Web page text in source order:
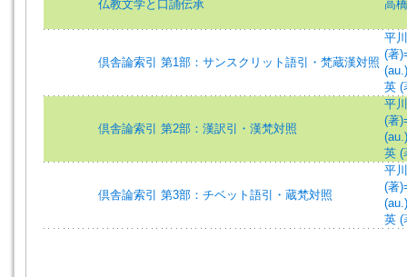
仏教文学と口誦伝承 高
倶舎論索引 第1部：サンスクリット語引・梵蔵漢対照
平
(著
(au.)
英 (
倶舎論索引 第2部：漢訳引・漢梵対照
平
(著
(au.)
英 (
倶舎論索引 第3部：チベット語引・蔵梵対照
平
(著
(au.)
英 (